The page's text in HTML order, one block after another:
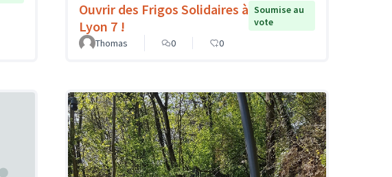
Ouvrir des Frigos Solidaires à
Lyon 7 !
Soumise au
vote
Thomas
0 0